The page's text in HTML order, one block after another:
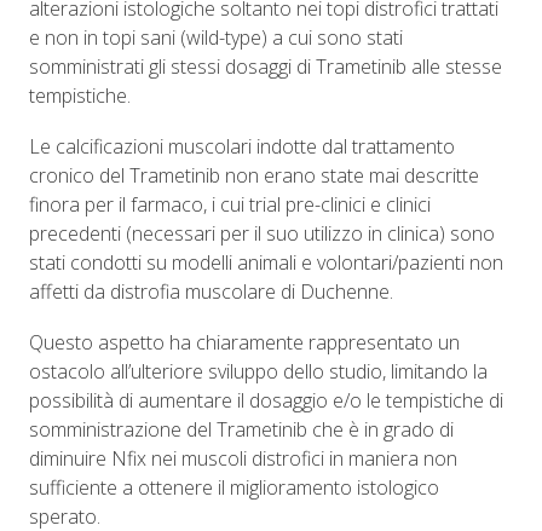
alterazioni istologiche soltanto nei topi distrofici trattati
e non in topi sani (wild-type) a cui sono stati
somministrati gli stessi dosaggi di Trametinib alle stesse
tempistiche.
Le calcificazioni muscolari indotte dal trattamento
cronico del Trametinib non erano state mai descritte
finora per il farmaco, i cui trial pre-clinici e clinici
precedenti (necessari per il suo utilizzo in clinica) sono
stati condotti su modelli animali e volontari/pazienti non
affetti da distrofia muscolare di Duchenne.
Questo aspetto ha chiaramente rappresentato un
ostacolo all’ulteriore sviluppo dello studio, limitando la
possibilità di aumentare il dosaggio e/o le tempistiche di
somministrazione del Trametinib che è in grado di
diminuire Nfix nei muscoli distrofici in maniera non
sufficiente a ottenere il miglioramento istologico
sperato.